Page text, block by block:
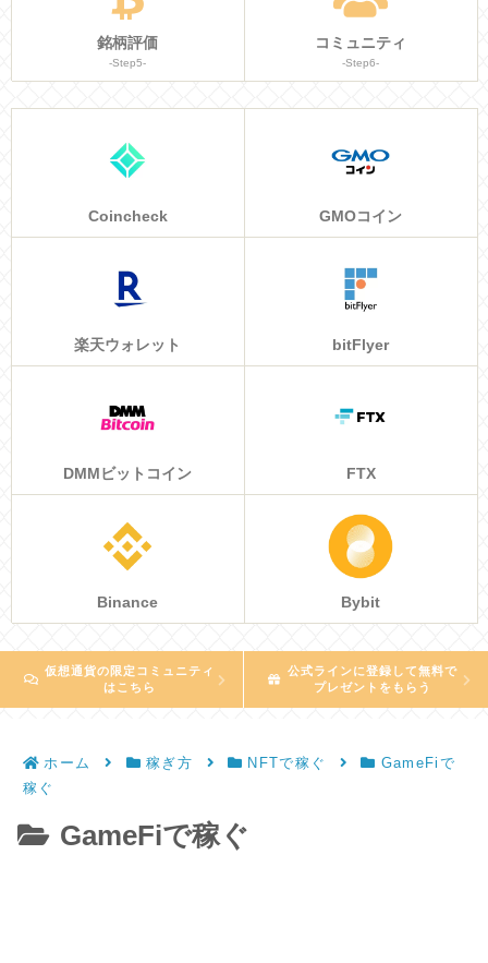
銘柄評価
-Step5-
コミュニティ
-Step6-
Coincheck GMOコイン
楽天ウォレット bitFlyer
DMMビットコイン FTX
Binance Bybit
仮想通貨の限定コミュニティ
はこちら
公式ラインに登録して無料で
プレゼントをもらう
ホーム 稼ぎ方 NFTで稼ぐ
GameFiで
稼ぐ
GameFiで稼ぐ